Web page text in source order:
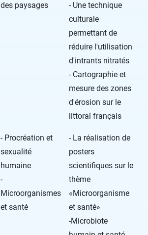
des paysages
- Une technique
culturale
permettant de
réduire l'utilisation
d'intrants nitratés
- Cartographie et
mesure des zones
d'érosion sur le
littoral français
- Procréation et
sexualité
humaine
-
Microorganismes
et santé
- La réalisation de
posters
scientifiques sur le
thème
«Microorganisme
et santé»
-Microbiote